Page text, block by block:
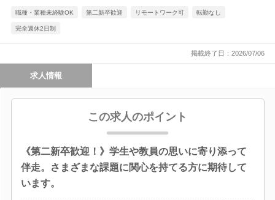
職種・業種未経験OK 第二新卒歓迎 リモートワーク可 転勤なし
完全週休2日制
掲載終了日：2026/07/06
求人情報
この求人のポイント
《第二新卒歓迎！》学生や教員の思いに寄り添って
伴走。さまざまな課題に関心を持てる方に期待して
います。